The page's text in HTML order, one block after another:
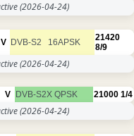
(2026-04-24)
V DVB-S2 16APSK
21420
8/9
(2026-04-24)
V DVB-S2X QPSK 21000 1/4
(2026-04-24)